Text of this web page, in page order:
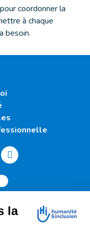
coordonner la
à chaque
besoin.